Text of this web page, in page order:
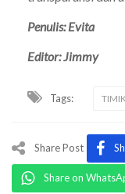
Penulis: Evita
Editor: Jimmy
Tags:
Share Post
Share on